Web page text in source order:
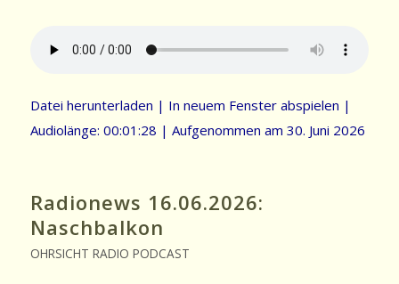
Datei herunterladen | In neuem Fenster abspielen |
Audiolänge: 00:01:28 | Aufgenommen am 30. Juni 2026
Radionews 16.06.2026:
Naschbalkon
OHRSICHT RADIO PODCAST